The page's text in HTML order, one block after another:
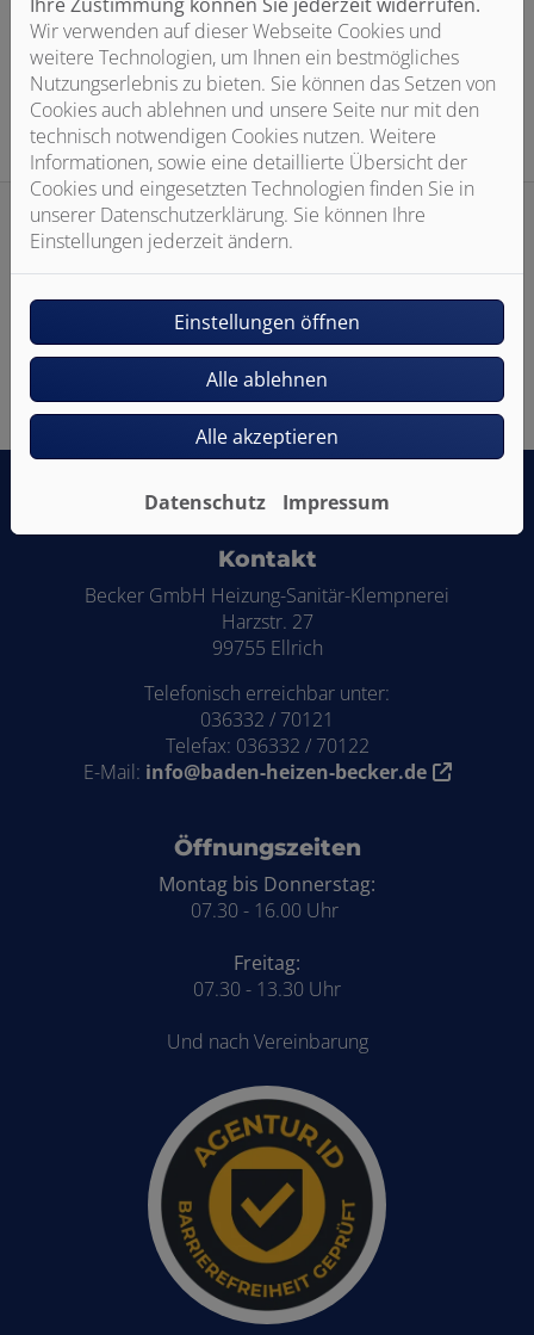
becker.de
Stand der Erklärung: Mai 2026
Bitte dasCookie-Consent-Tool öffnen, um die für dieses
Element notwendigen Cookies zu akzeptieren.
Footer - Kontaktdaten und
Kontakt
Becker GmbH Heizung-Sanitär-Klempnerei
Harzstr. 27
99755 Ellrich
Telefonisch erreichbar unter:
036332 / 70121
Telefax: 036332 / 70122
E-Mail: info@baden-heizen-becker.de
Öffnungszeiten
Montag bis Donnerstag:
07.30 - 16.00 Uhr
Freitag:
07.30 - 13.30 Uhr
Und nach Vereinbarung
Wir verwenden auf dieser Webseite Cookies und
weitere Technologien, um Ihnen ein bestmögliches
Nutzungserlebnis zu bieten. Sie können das Setzen von
Cookies auch ablehnen und unsere Seite nur mit den
technisch notwendigen Cookies nutzen. Weitere
Informationen, sowie eine detaillierte Übersicht der
Cookies und eingesetzten Technologien finden Sie in
unserer Datenschutzerklärung. Sie können Ihre
Einstellungen jederzeit ändern.
Einstellungen öffnen
Alle ablehnen
Alle akzeptieren
Datenschutz Impressum